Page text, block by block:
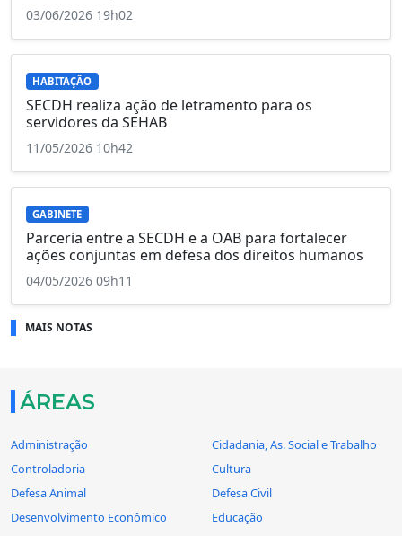
03/06/2026 19h02
HABITAÇÃO
SECDH realiza ação de letramento para os
servidores da SEHAB
11/05/2026 10h42
GABINETE
Parceria entre a SECDH e a OAB para fortalecer
ações conjuntas em defesa dos direitos humanos
04/05/2026 09h11
MAIS NOTAS
ÁREAS
Administração
Cidadania, As. Social e Trabalho
Controladoria
Cultura
Defesa Animal
Defesa Civil
Desenvolvimento Econômico
Educação